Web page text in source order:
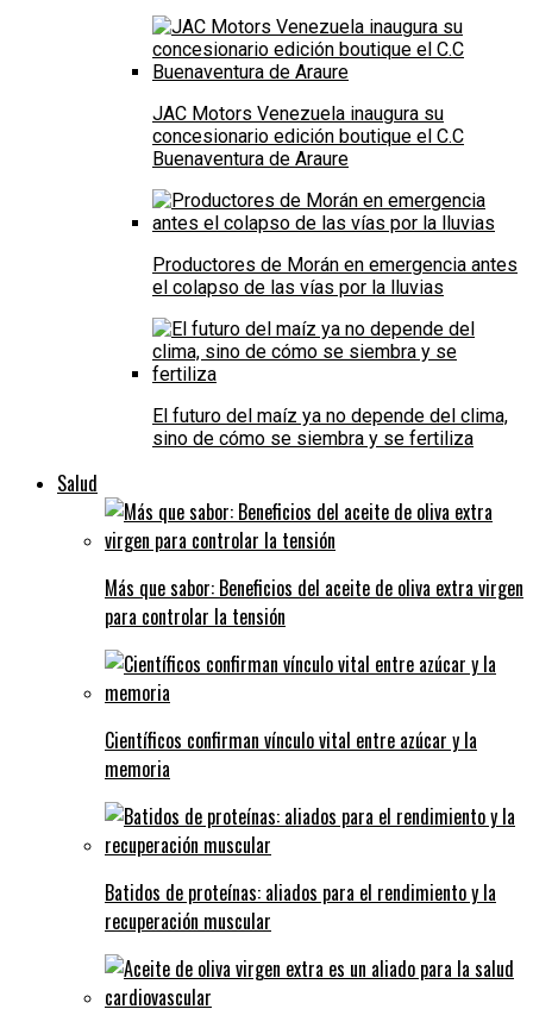
JAC Motors Venezuela inaugura su
concesionario edición boutique el C.C
Buenaventura de Araure
Productores de Morán en emergencia antes
el colapso de las vías por la lluvias
El futuro del maíz ya no depende del clima,
sino de cómo se siembra y se fertiliza
Salud
Más que sabor: Beneficios del aceite de oliva extra virgen
para controlar la tensión
Científicos confirman vínculo vital entre azúcar y la
memoria
Batidos de proteínas: aliados para el rendimiento y la
recuperación muscular